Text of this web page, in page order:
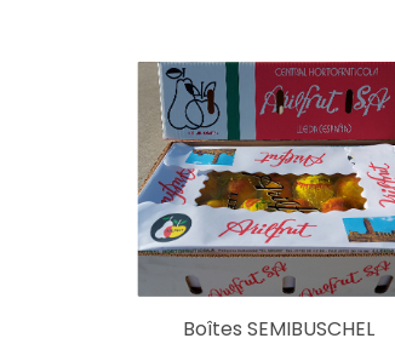
Boîtes SEMIBUSCHEL